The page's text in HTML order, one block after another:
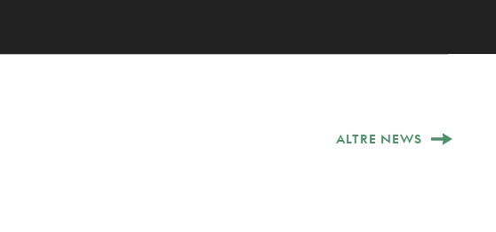
ALTRE NEWS